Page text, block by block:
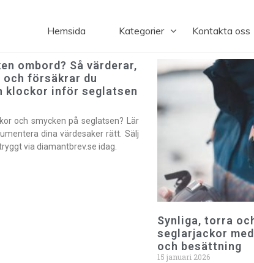
Hemsida Kategorier Kontakta oss
ombord? Så värderar,
och försäkrar du
klockor inför seglatsen
och smycken på seglatsen? Lär
dina värdesaker rätt. Sälj
via diamantbrev.se idag.
Synliga, torra
seglarjackor
och besättning
15 januari 2026